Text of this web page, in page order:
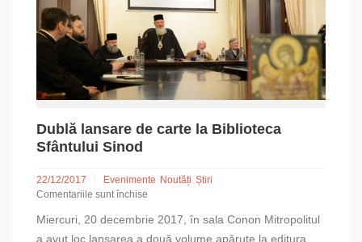
27
martie
2018
Dublă lansare de carte la Biblioteca
Sfântului Sinod
22/12/2017 Evenimente Noutăți Știri
Comentariile sunt închise
Dublă
lansare
Miercuri, 20 decembrie 2017, în sala Conon Mitropolitul
a avut loc lansarea a două volume apărute la editura